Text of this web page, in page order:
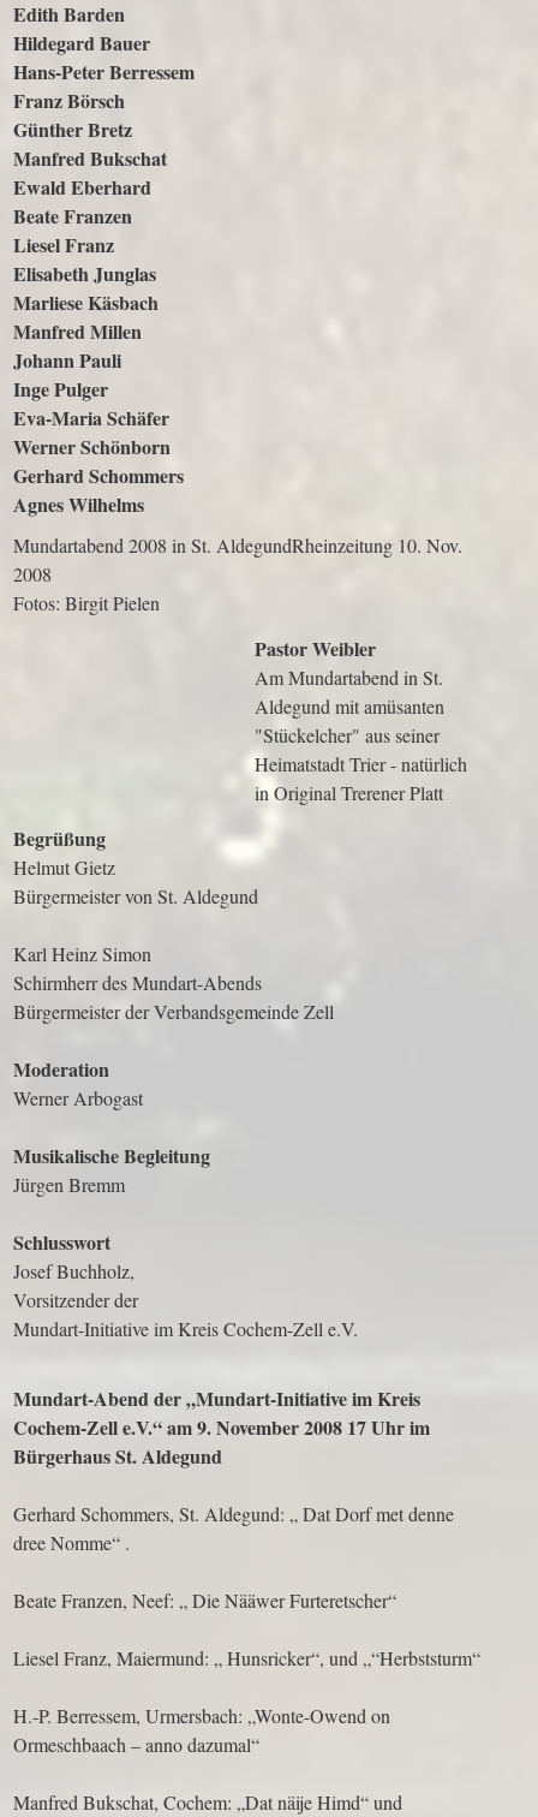
Edith Barden
Hildegard Bauer
Hans-Peter Berressem
Franz Börsch
Günther Bretz
Manfred Bukschat
Ewald Eberhard
Beate Franzen
Liesel Franz
Elisabeth Junglas
Marliese Käsbach
Manfred Millen
Johann Pauli
Inge Pulger
Eva-Maria Schäfer
Werner Schönborn
Gerhard Schommers
Agnes Wilhelms
Mundartabend 2008 in St. AldegundRheinzeitung 10. Nov.
2008
Fotos: Birgit Pielen
Pastor Weibler
Am Mundartabend in St.
Aldegund mit amüsanten
"Stückelcher" aus seiner
Heimatstadt Trier - natürlich
in Original Trerener Platt
Begrüßung
Helmut Gietz
Bürgermeister von St. Aldegund
Karl Heinz Simon
Schirmherr des Mundart-Abends
Bürgermeister der Verbandsgemeinde Zell
Moderation
Werner Arbogast
Musikalische Begleitung
Jürgen Bremm
Schlusswort
Josef Buchholz,
Vorsitzender der
Mundart-Initiative im Kreis Cochem-Zell e.V.
Mundart-Abend der „Mundart-Initiative im Kreis
Cochem-Zell e.V.“ am 9. November 2008 17 Uhr im
Bürgerhaus St. Aldegund
Gerhard Schommers, St. Aldegund: „ Dat Dorf met denne
dree Nomme“ .
Beate Franzen, Neef: „ Die Nääwer Furteretscher“
Liesel Franz, Maiermund: „ Hunsricker“, und „“Herbststurm“
H.-P. Berressem, Urmersbach: „Wonte-Owend on
Ormeschbaach – anno dazumal“
Manfred Bukschat, Cochem: „Dat näije Himd“ und